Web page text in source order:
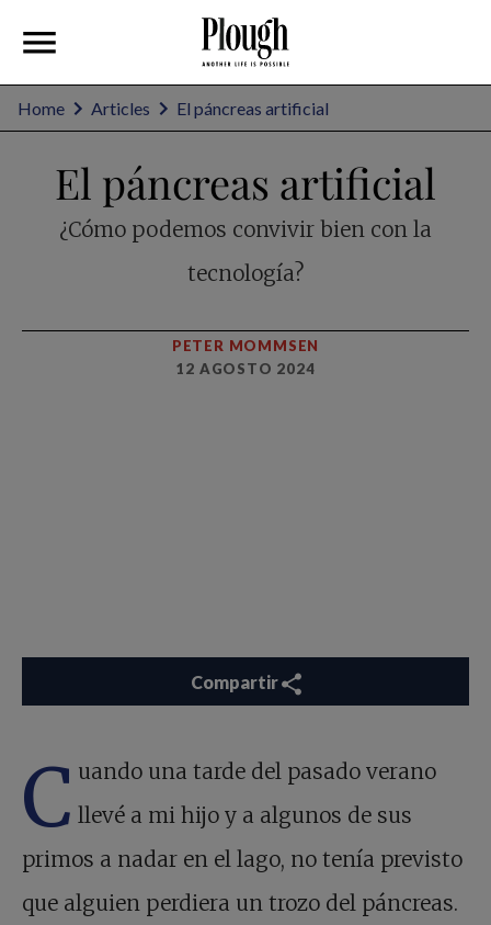
Home Articles El páncreas artificial
El páncreas artificial
¿Cómo podemos convivir bien con la
tecnología?
PETER MOMMSEN
12 AGOSTO 2024
Compartir
C uando una tarde del pasado verano
llevé a mi hijo y a algunos de sus
primos a nadar en el lago, no tenía previsto
que alguien perdiera un trozo del páncreas.